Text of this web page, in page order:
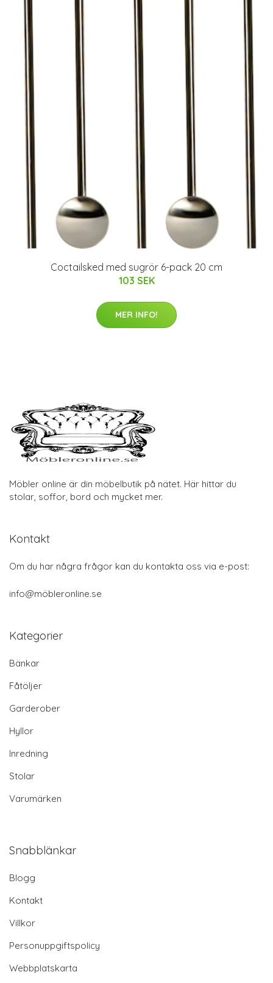
Coctailsked med sugrör 6-pack 20 cm
103 SEK
MER INFO!
Möbler online är din möbelbutik på nätet. Här hittar du
stolar, soffor, bord och mycket mer.
Kontakt
Om du har några frågor kan du kontakta oss via e-post:
info@möbleronline.se
Kategorier
Bänkar
Fåtöljer
Garderober
Hyllor
Inredning
Stolar
Varumärken
Snabblänkar
Blogg
Kontakt
Villkor
Personuppgiftspolicy
Webbplatskarta